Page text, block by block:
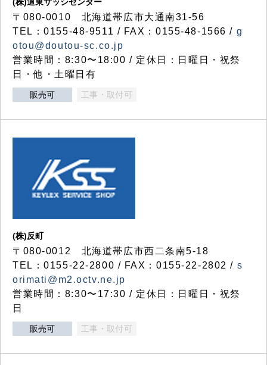
〒080-0010 北海道帯広市大通南31-56
TEL：0155-48-9511 / FAX：0155-48-1566 / g
otou@doutou-sc.co.jp
営業時間：8:30〜18:00 / 定休日：日曜日・祝祭
日・他・土曜日有
販売可 工事・取付可
(株)反町
〒080-0012 北海道帯広市西二条南5-18
TEL：0155-22-2800 / FAX：0155-22-2802 / s
orimati@m2.octv.ne.jp
営業時間：8:30〜17:30 / 定休日：日曜日・祝祭
日
販売可 工事・取付可